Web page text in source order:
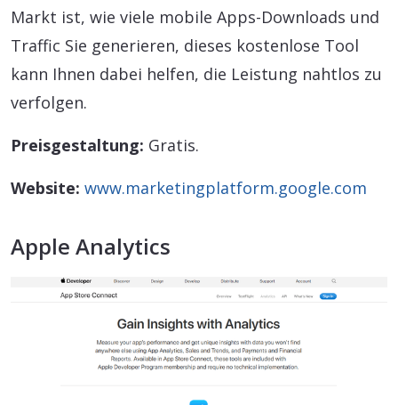
Markt ist, wie viele mobile Apps-Downloads und
Traffic Sie generieren, dieses kostenlose Tool
kann Ihnen dabei helfen, die Leistung nahtlos zu
verfolgen.
Preisgestaltung: Gratis.
Website: www.marketingplatform.google.com
Apple Analytics